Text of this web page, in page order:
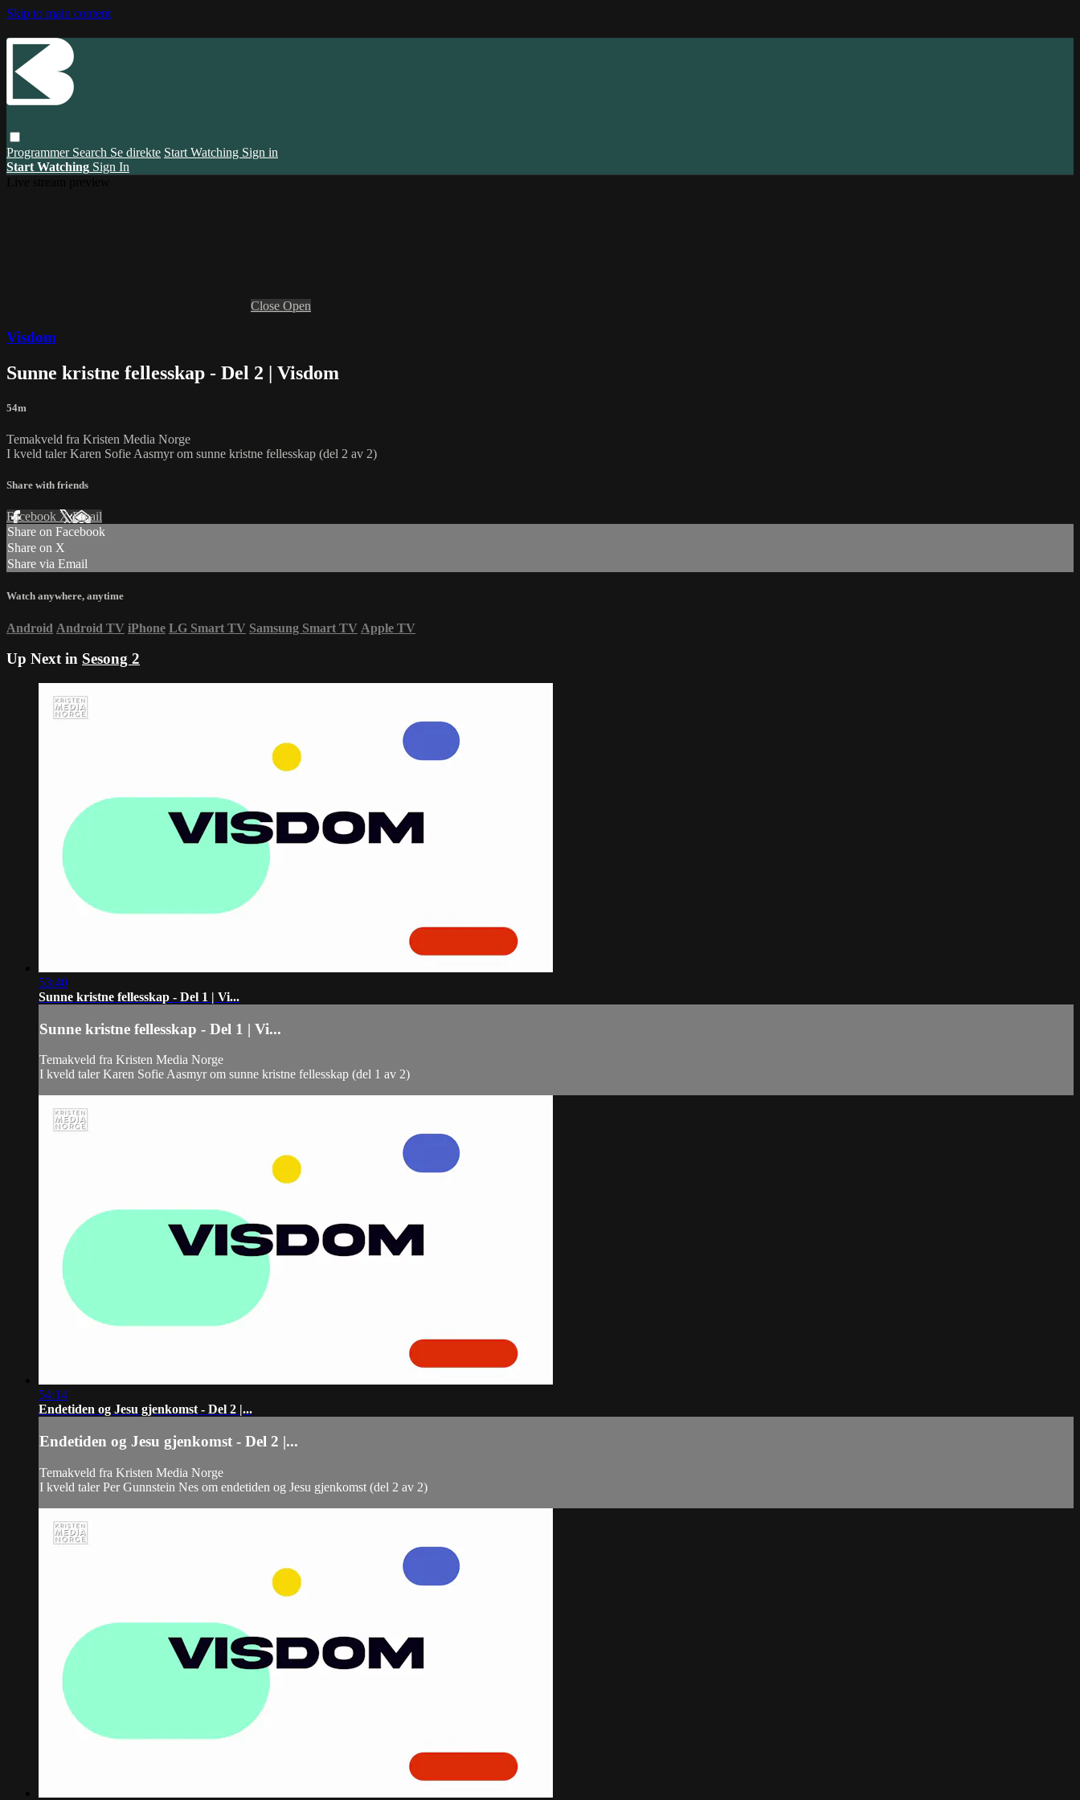
Skip to main content
Programmer Search Se direkte Start Watching Sign in
Start Watching Sign In
Close Open
Visdom
Sunne kristne fellesskap - Del 2 | Visdom
54m
Temakveld fra Kristen Media Norge
I kveld taler Karen Sofie Aasmyr om sunne kristne fellesskap (del 2 av 2)
Share with friends
Facebook XEmail
Share on Facebook
Share on X
Share via Email
Watch anywhere, anytime
Android Android TV iPhone LG Smart TV Samsung Smart TV Apple TV
Up Next in Sesong 2
53:40
Sunne kristne fellesskap - Del 1 | Vi...
Sunne kristne fellesskap - Del 1 | Vi...
Temakveld fra Kristen Media Norge
I kveld taler Karen Sofie Aasmyr om sunne kristne fellesskap (del 1 av 2)
54:14
Endetiden og Jesu gjenkomst - Del 2 |...
Endetiden og Jesu gjenkomst - Del 2 |...
Temakveld fra Kristen Media Norge
I kveld taler Per Gunnstein Nes om endetiden og Jesu gjenkomst (del 2 av 2)